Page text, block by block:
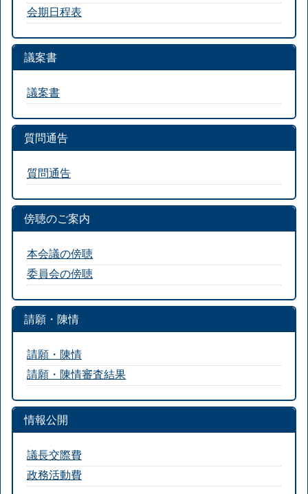
会期日程表
議案書
議案書
質問通告
質問通告
傍聴のご案内
本会議の傍聴
委員会の傍聴
請願・陳情
請願・陳情
請願・陳情審査結果
情報公開
議長交際費
政務活動費